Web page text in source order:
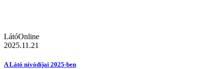
LátóOnline
2025.11.21
A Látó nívódíjai 2025-ben